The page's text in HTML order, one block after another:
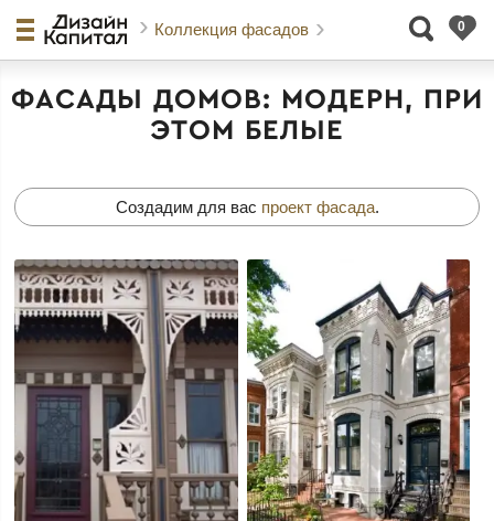
Коллекция фасадов
ФАСАДЫ ДОМОВ: МОДЕРН, ПРИ
ЭТОМ БЕЛЫЕ
Создадим для вас проект фасада.